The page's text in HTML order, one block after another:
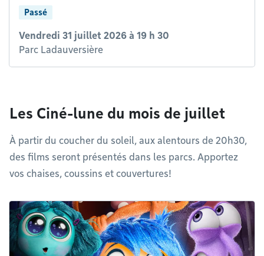
Passé
Vendredi 31 juillet 2026 à 19 h 30
Parc Ladauversière
Les Ciné-lune du mois de juillet
À partir du coucher du soleil, aux alentours de 20h30,
des films seront présentés dans les parcs. Apportez
vos chaises, coussins et couvertures!